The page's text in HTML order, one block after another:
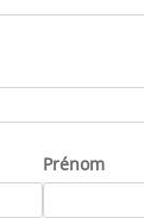
Prénom